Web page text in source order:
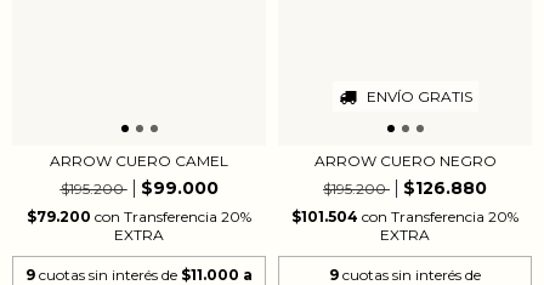
ARROW CUERO CAMEL
$195.200
$99.000
$79.200 con Transferencia 20%
EXTRA
9 cuotas sin interés de $11.000
ENVÍO GRATIS
ARROW CUERO NEGRO
$195.200
$126.880
$101.504 con Transferencia 20%
EXTRA
9 cuotas sin interés de